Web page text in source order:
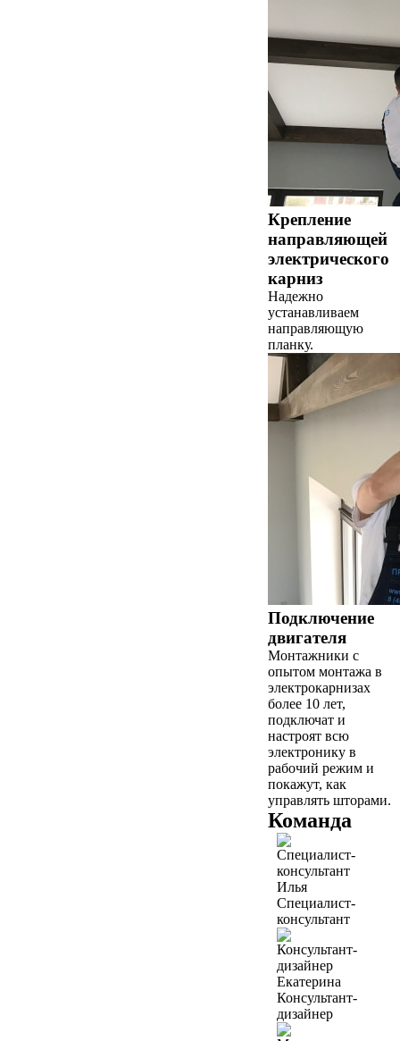
Крепление
направляющей
электрического
карниз
Надежно
устанавливаем
направляющую
планку.
Подключение
двигателя
Монтажники с
опытом монтажа в
электрокарнизах
более 10 лет,
подключат и
настроят всю
электронику в
рабочий режим и
покажут, как
управлять шторами.
Команда
Илья
Специалист-
консультант
Екатерина
Консультант-
дизайнер